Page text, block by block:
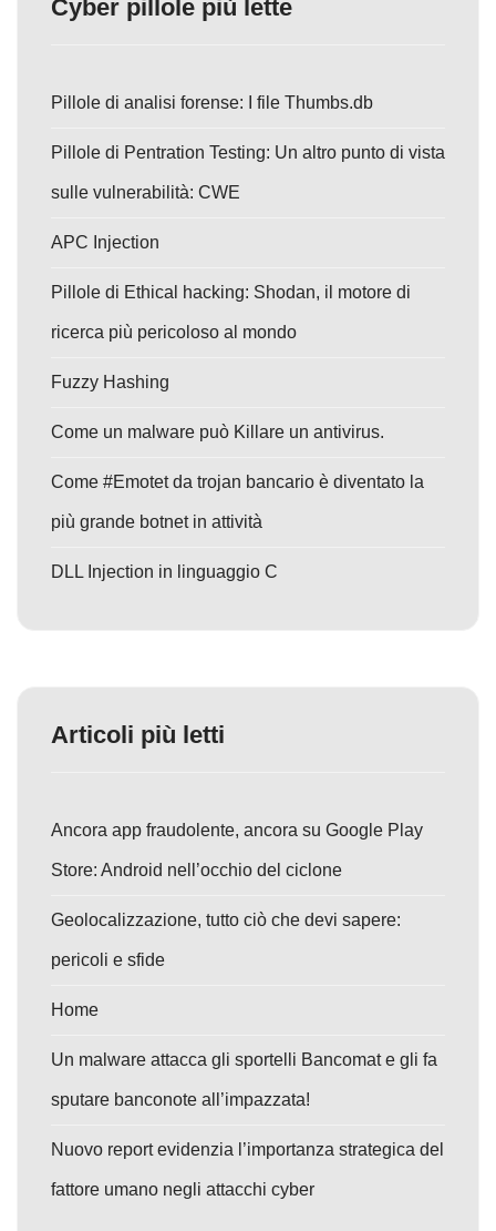
Cyber pillole più lette
Pillole di analisi forense: I file Thumbs.db
Pillole di Pentration Testing: Un altro punto di vista
sulle vulnerabilità: CWE
APC Injection
Pillole di Ethical hacking: Shodan, il motore di
ricerca più pericoloso al mondo
Fuzzy Hashing
Come un malware può Killare un antivirus.
Come #Emotet da trojan bancario è diventato la
più grande botnet in attività
DLL Injection in linguaggio C
Articoli più letti
Ancora app fraudolente, ancora su Google Play
Store: Android nell’occhio del ciclone
Geolocalizzazione, tutto ciò che devi sapere:
pericoli e sfide
Home
Un malware attacca gli sportelli Bancomat e gli fa
sputare banconote all’impazzata!
Nuovo report evidenzia l’importanza strategica del
fattore umano negli attacchi cyber